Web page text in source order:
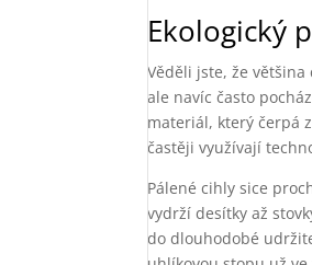
Ekologický
Věděli jste, že
ale navíc často
materiál, který čerpá
častěji využívají
Pálené cihly sice
vydrží desítky až
do dlouhodobé